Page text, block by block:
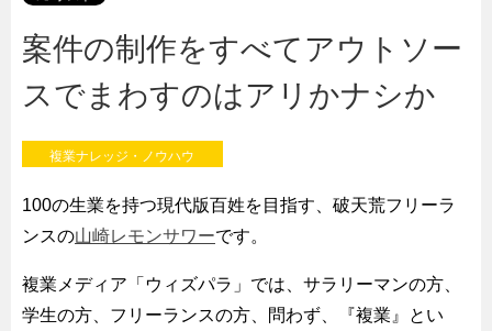
案件の制作をすべてアウトソー
スでまわすのはアリかナシか
複業ナレッジ・ノウハウ
100の生業を持つ現代版百姓を目指す、破天荒フリーラ
ンスの山崎レモンサワーです。
複業メディア「ウィズパラ」では、サラリーマンの方、
学生の方、フリーランスの方、問わず、『複業』とい